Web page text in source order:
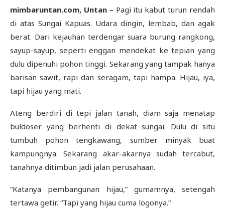
mimbaruntan.com, Untan – Pagi itu kabut turun rendah
di atas Sungai Kapuas. Udara dingin, lembab, dan agak
berat. Dari kejauhan terdengar suara burung rangkong,
sayup-sayup, seperti enggan mendekat ke tepian yang
dulu dipenuhi pohon tinggi. Sekarang yang tampak hanya
barisan sawit, rapi dan seragam, tapi hampa. Hijau, iya,
tapi hijau yang mati.
Ateng berdiri di tepi jalan tanah, diam saja menatap
buldoser yang berhenti di dekat sungai. Dulu di situ
tumbuh pohon tengkawang, sumber minyak buat
kampungnya. Sekarang akar-akarnya sudah tercabut,
tanahnya ditimbun jadi jalan perusahaan.
“Katanya pembangunan hijau,” gumamnya, setengah
tertawa getir. “Tapi yang hijau cuma logonya.”